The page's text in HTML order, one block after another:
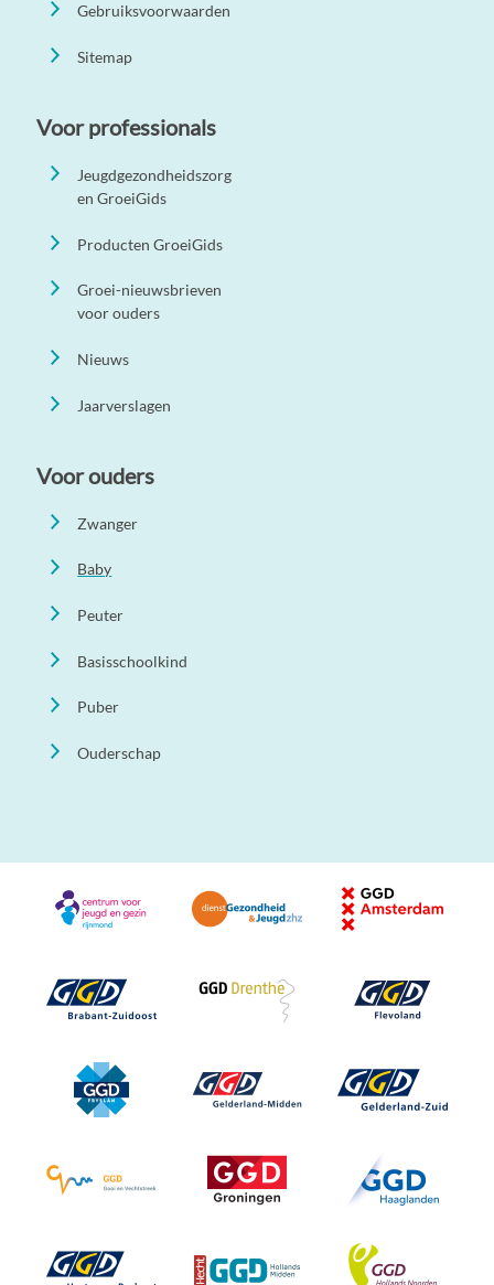
Gebruiksvoorwaarden
Sitemap
Voor professionals
Jeugdgezondheidszorg
en GroeiGids
Producten GroeiGids
Groei-nieuwsbrieven
voor ouders
Nieuws
Jaarverslagen
Voor ouders
Zwanger
Baby
Peuter
Basisschoolkind
Puber
Ouderschap